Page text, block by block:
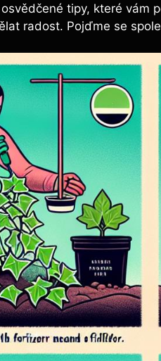
tipy, které vám
radost. Pojďme se